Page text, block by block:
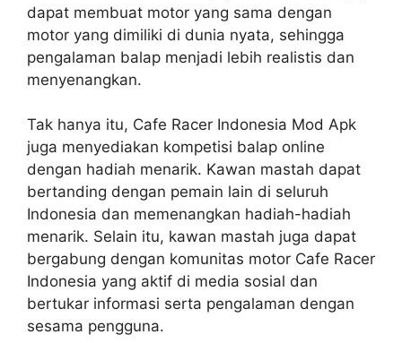
dapat membuat motor yang sama dengan
motor yang dimiliki di dunia nyata, sehingga
pengalaman balap menjadi lebih realistis dan
menyenangkan.
Tak hanya itu, Cafe Racer Indonesia Mod Apk
juga menyediakan kompetisi balap online
dengan hadiah menarik. Kawan mastah dapat
bertanding dengan pemain lain di seluruh
Indonesia dan memenangkan hadiah-hadiah
menarik. Selain itu, kawan mastah juga dapat
bergabung dengan komunitas motor Cafe Racer
Indonesia yang aktif di media sosial dan
bertukar informasi serta pengalaman dengan
sesama pengguna.